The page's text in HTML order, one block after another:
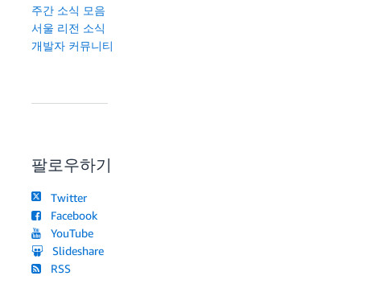
주간 소식 모음
서울 리전 소식
개발자 커뮤니티
팔로우하기
Twitter
Facebook
YouTube
Slideshare
RSS